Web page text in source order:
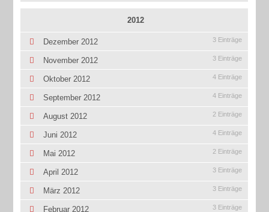
2012
Dezember 2012 3 Einträge
November 2012 3 Einträge
Oktober 2012 4 Einträge
September 2012 4 Einträge
August 2012 2 Einträge
Juni 2012 4 Einträge
Mai 2012 2 Einträge
April 2012 3 Einträge
März 2012 3 Einträge
Februar 2012 3 Einträge